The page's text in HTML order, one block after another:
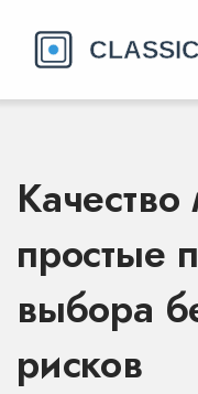
простые
выбора
рисков